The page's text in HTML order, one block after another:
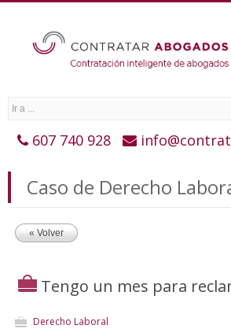
607 740 928
Caso de Derecho
« Volver
Tengo un mes para
Derecho Laboral